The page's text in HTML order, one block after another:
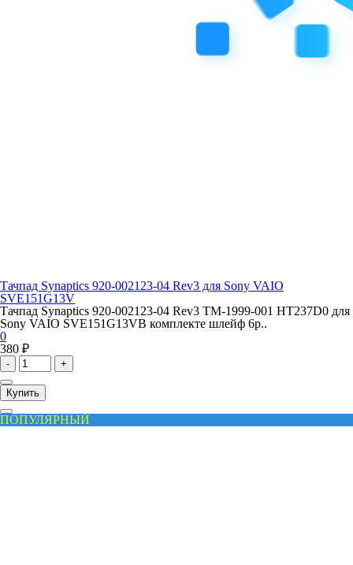
Тачпад Synaptics 920-002123-04 Rev3 для Sony VAIO
SVE151G13V
Тачпад Synaptics 920-002123-04 Rev3 TM-1999-001 HT237D0 для
Sony VAIO SVE151G13VВ комплекте шлейф 6p..
0
380 ₽
- +
Купить
ПОПУЛЯРНЫЙ